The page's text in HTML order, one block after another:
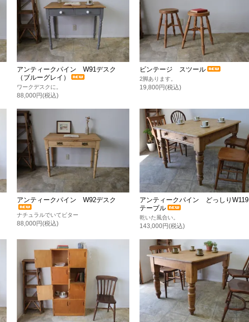
アンティークパイン W91デスク
（ブルーグレイ）
ワークデスクに。
88,000円(税込)
ビンテージ スツール
2脚あります。
19,800円(税込)
アンティークパイン W92デスク
ナチュラルでいてビター
88,000円(税込)
アンティークパイン どっしりW119
テーブル
乾いた風合い。
143,000円(税込)